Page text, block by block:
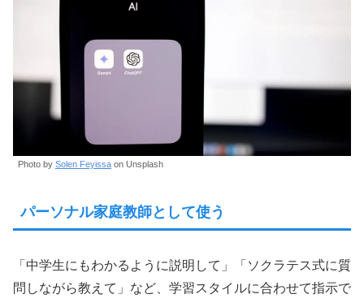
Photo by Solen Feyissa on Unsplash
パーソナル家庭教師として使う
「中学生にもわかるように説明して」「ソクラテス式に質
問しながら教えて」など、学習スタイルに合わせて指示で